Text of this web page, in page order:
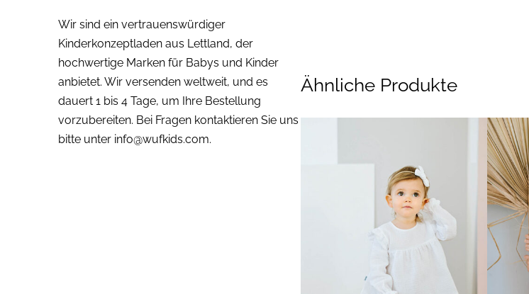
Wir sind ein vertrauenswürdiger
Kinderkonzeptladen aus Lettland, der
hochwertige Marken für Babys und Kinder
anbietet. Wir versenden weltweit, und es
dauert 1 bis 4 Tage, um Ihre Bestellung
vorzubereiten. Bei Fragen kontaktieren Sie uns
bitte unter info@wufkids.com.
Ähnliche Produkte